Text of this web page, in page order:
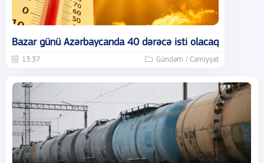
Bazar günü Azərbaycanda 40 dərəcə isti olacaq
13:37 Gündəm / Cəmiyyət